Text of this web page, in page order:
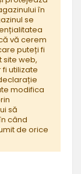
în
se
vă cerem
puteți fi
site web,
utilizate
modifica
să
când
de orice